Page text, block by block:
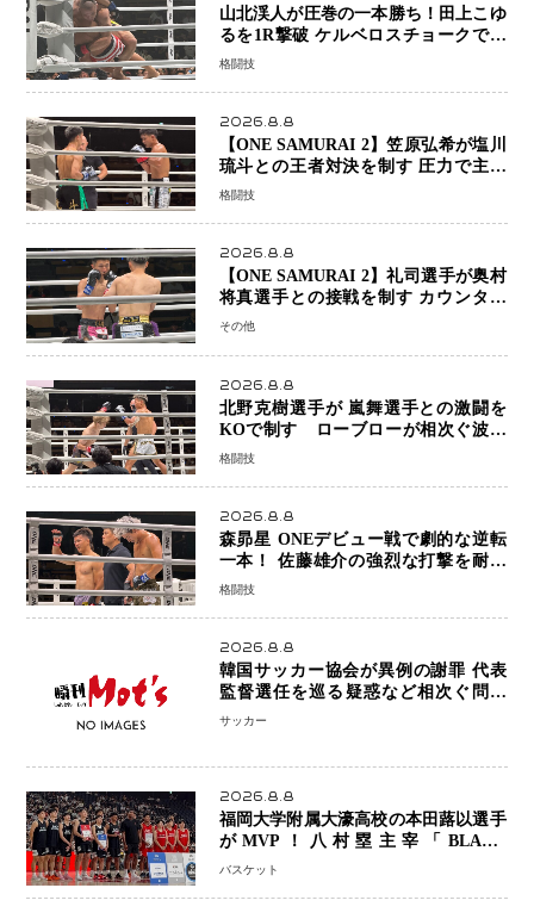
山北渓人が圧巻の一本勝ち！田上こゆ
るを1R撃破 ケルベロスチョークで存
在感を示す
格闘技
2026.8.8
【ONE SAMURAI 2】笠原弘希が塩川
琉斗との王者対決を制す 圧力で主導
権を握り判定勝利
格闘技
2026.8.8
【ONE SAMURAI 2】礼司選手が奥村
将真選手との接戦を制す カウンター
と正確な打撃で判定勝利
その他
2026.8.8
北野克樹選手が 嵐舞選手との激闘を
KOで制す ローブローが相次ぐ波乱
の展開…涙の勝利「生まれてくる娘の
格闘技
2026.8.8
森昴星 ONEデビュー戦で劇的な逆転
一本！ 佐藤雄介の強烈な打撃を耐え
抜き、リアネイキッドチョークで勝利
格闘技
2026.8.8
韓国サッカー協会が異例の謝罪 代表
監督選任を巡る疑惑など相次ぐ問題
「組織の刷新」誓う
サッカー
2026.8.8
福岡大学附属大濠高校の本田蕗以選手
がMVP！八村塁主宰「BLACK
SAMURAI SUMMIT 2026」で存在
なった」
バスケット